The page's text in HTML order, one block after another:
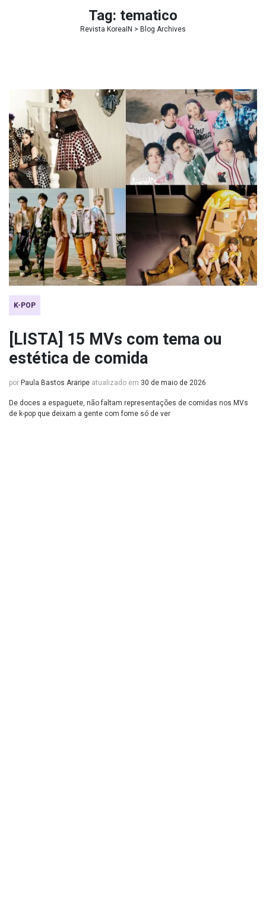
Tag: tematico
Revista KoreaIN > Blog Archives
K-POP
[LISTA] 15 MVs com tema ou
estética de comida
por Paula Bastos Araripe atualizado em 30 de maio de 2026
De doces a espaguete, não faltam representações de comidas nos MVs
de k-pop que deixam a gente com fome só de ver